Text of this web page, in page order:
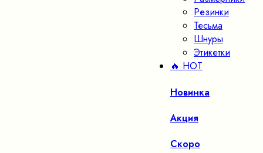
Резинки
Тесьма
Шнуры
Этикетки
🔥 HOT
Новинка
Акция
Скоро